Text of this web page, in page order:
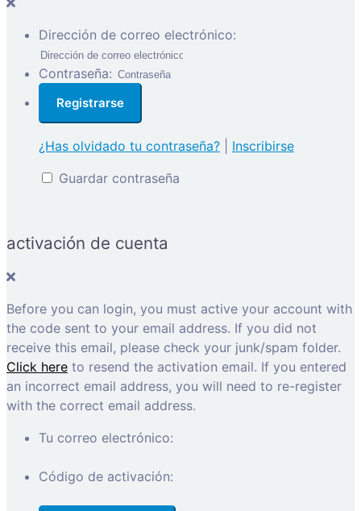
Dirección de correo electrónico:
Contraseña:
¿Has olvidado tu contraseña?
Inscribirse
Guardar contraseña
activación de cuenta
Before you can login, you must active your account with
the code sent to your email address. If you did not
receive this email, please check your junk/spam folder.
Click here to resend the activation email. If you entered
an incorrect email address, you will need to re-register
with the correct email address.
Tu correo electrónico:
Código de activación: